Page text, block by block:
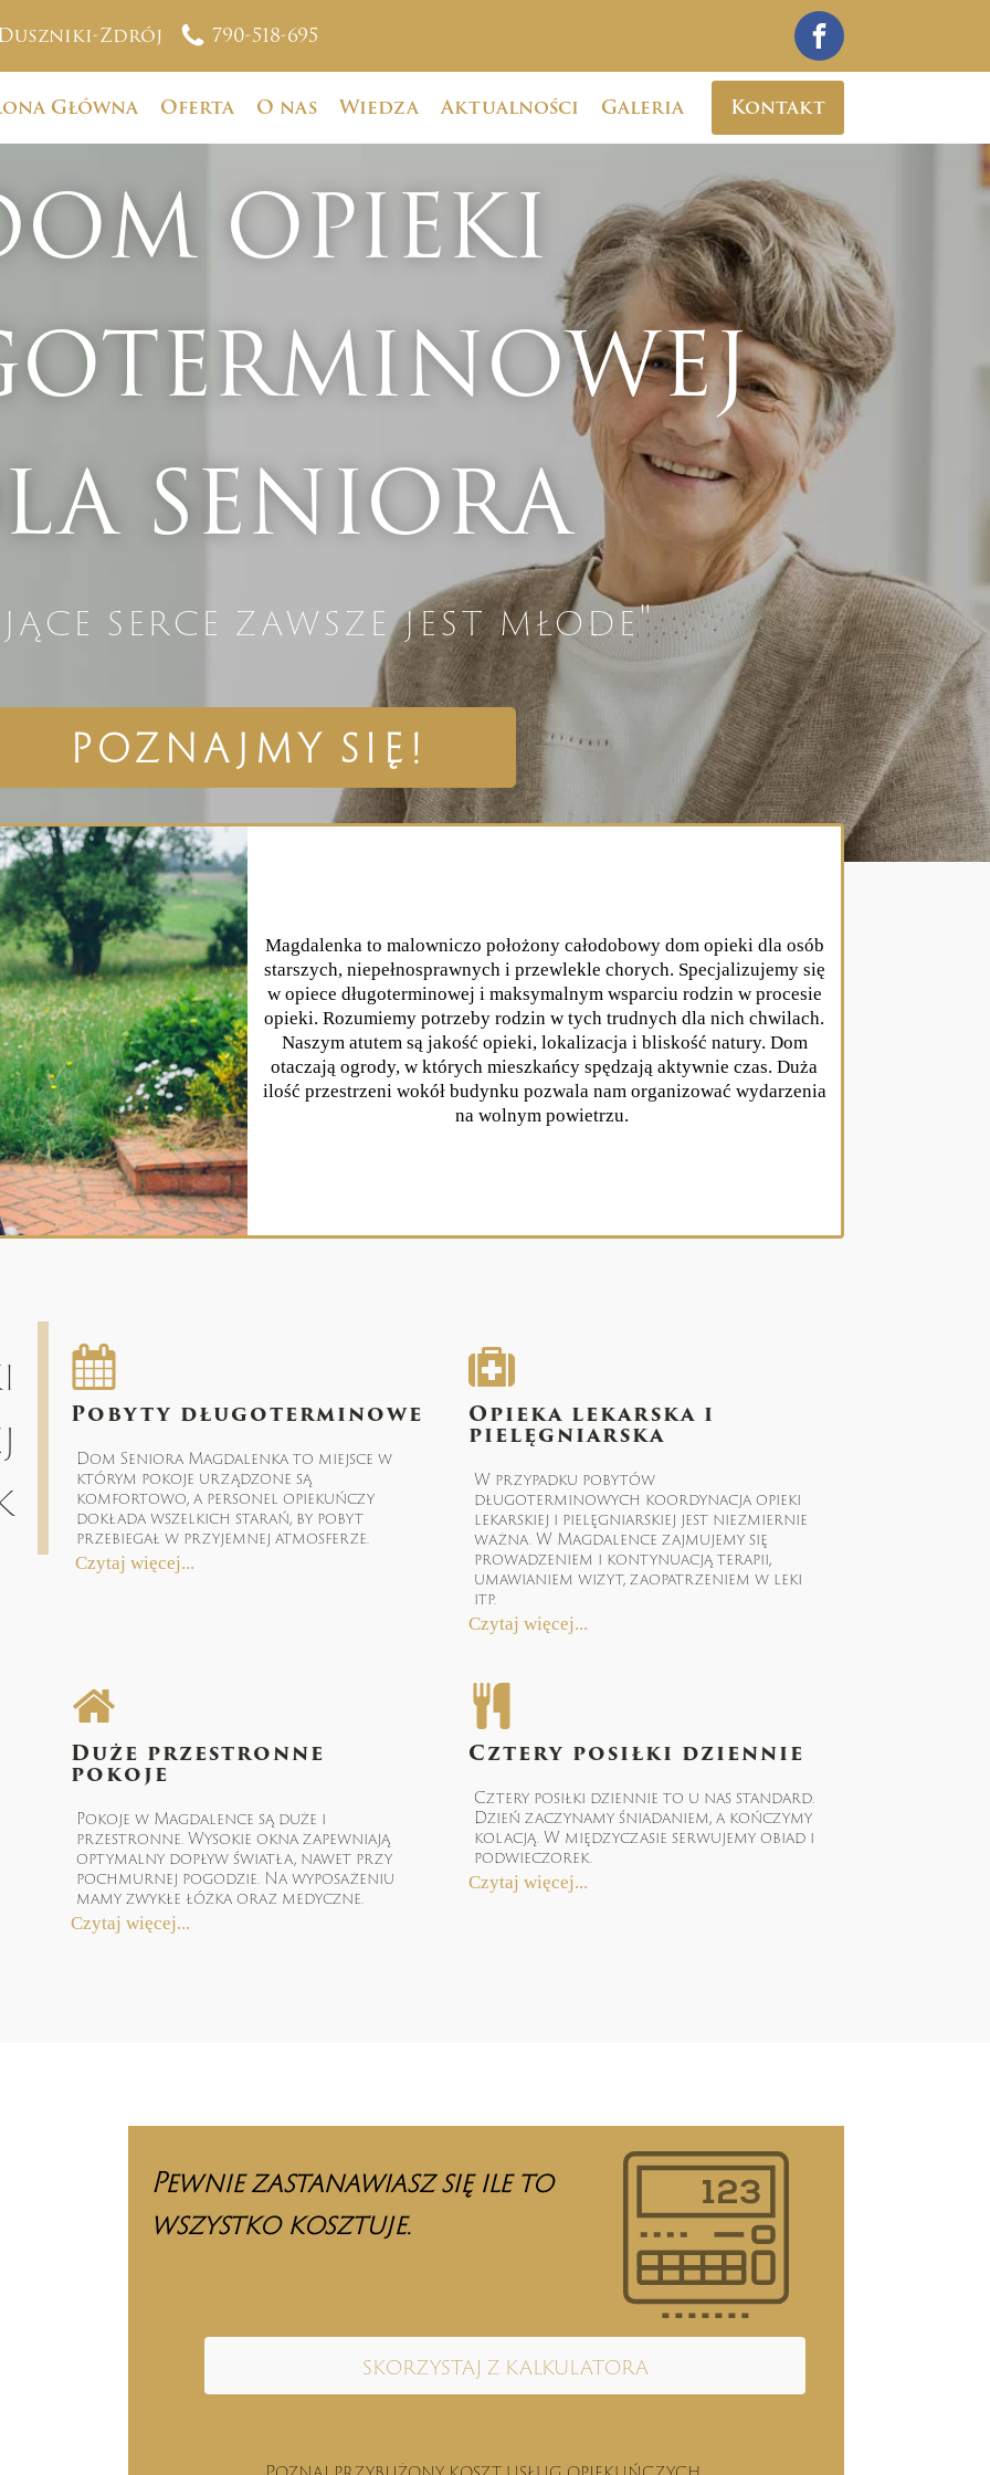
Zdrój 790-518-695
Główna Oferta O nas Wiedza Aktualności Galeria Kontakt
OPIEKI
SENIORA
serce zawsze jest młode"
POZNAJMY SIĘ!
Magdalenka to malowniczo położony całodobowy dom opieki dla osób
starszych, niepełnosprawnych i przewlekle chorych. Specjalizujemy się
w opiece długoterminowej i maksymalnym wsparciu rodzin w procesie
opieki. Rozumiemy potrzeby rodzin w tych trudnych dla nich chwilach.
Naszym atutem są jakość opieki, lokalizacja i bliskość natury. Dom
otaczają ogrody, w których mieszkańcy spędzają aktywnie czas. Duża
ilość przestrzeni wokół budynku pozwala nam organizować wydarzenia
na wolnym powietrzu.
Pobyty długoterminowe
Dom Seniora Magdalenka to miejsce w
którym pokoje urządzone są
komfortowo, a personel opiekuńczy
dokłada wszelkich starań, by pobyt
przebiegał w przyjemnej atmosferze.
Czytaj więcej...
Opieka lekarska i
pielęgniarska
W przypadku pobytów
długoterminowych koordynacja opieki
lekarskiej i pielęgniarskiej jest niezmiernie
ważna. W Magdalence zajmujemy się
prowadzeniem i kontynuacją terapii,
umawianiem wizyt, zaopatrzeniem w leki
itp.
Czytaj więcej...
Duże przestronne
pokoje
Pokoje w Magdalence są duże i
przestronne. Wysokie okna zapewniają
optymalny dopływ światła, nawet przy
pochmurnej pogodzie. Na wyposażeniu
mamy zwykłe łóżka oraz medyczne.
Czytaj więcej...
Cztery posiłki dziennie
Cztery posiłki dziennie to u nas standard.
Dzień zaczynamy śniadaniem, a kończymy
kolacją. W międzyczasie serwujemy obiad i
podwieczorek.
Czytaj więcej...
Pewnie zastanawiasz się ile to
wszystko kosztuje.
skorzystaj z kalkulatora